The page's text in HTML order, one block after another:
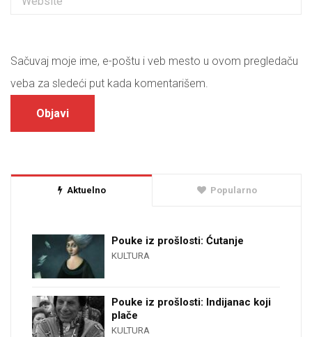
Sačuvaj moje ime, e-poštu i veb mesto u ovom pregledaču
veba za sledeći put kada komentarišem.
Aktuelno Popularno
Pouke iz prošlosti: Ćutanje
KULTURA
Pouke iz prošlosti: Indijanac koji
plače
KULTURA